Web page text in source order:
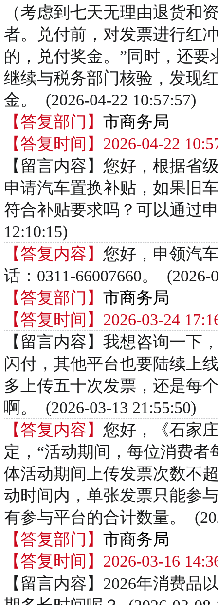
（考虑到七天无理由退货和
者。兑付前，对发票进行红
的，兑付奖金。”同时，还
继续与税务部门核验，发现
金。 (2026-04-22 10:57:57)
【答复部门】 市商务局
【答复时间】2026-04-22
【留言内容】您好，根据省
申请汽车置换补贴，如果旧
符合补贴要求吗？可以通过
12:10:15)
【答复内容】 您好，申领汽
话：0311-66007660。 (2026-
【答复部门】 市商务局
【答复时间】2026-03-24
【留言内容】我想咨询一下
闪付，其他平台也要陆续上
多上传五十次发票，还是每
啊。 (2026-03-13 21:55:50)
【答复内容】 您好，《石家
定，“活动期间，每位消费
体活动期间上传发票次数不
动时间内，单张发票只能参
有参与平台的合计数量。
【答复部门】 市商务局
【答复时间】2026-03-16
【留言内容】2026年消费品